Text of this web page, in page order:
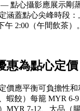
點心攝影應展示剛
涵蓋點心尖峰時段：
午 2:00（午間飲茶）。
惠為點心定價
價應平衡可負擔性
蝦餃）每籠 MYR 6-
MYR 7-12、大品（